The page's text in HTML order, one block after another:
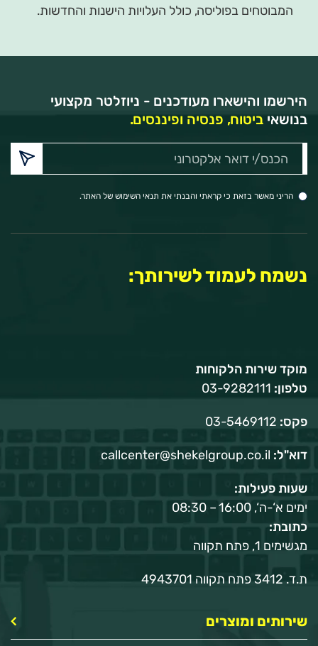
המבוטחים בפוליסה, כולל העלויות הישנות והחדשות.
הירשמו והישארו מעודכנים - ניוזלטר מקצועי
בנושאי ביטוח, פנסיה ופיננסים.
דואר
אלקטרוני:
הריני מאשר בזאת כי קראתי והבנתי את תנאי השימוש של האתר.
נשמח לעמוד לשירותך:
מוקד שירות הלקוחות
טלפון:
פקס:
דוא"ל: callcenter@shekelgroup.co.il
שעות פעילות:
ימים א‘-ה‘, 16:00 – 08:30
כתובת:
מגשימים 1, פתח תקווה
ת.ד. 3412 פתח תקווה 4943701
שירותים ומוצרים